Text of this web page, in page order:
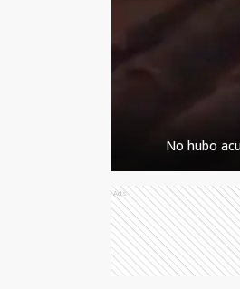
No hubo
Ads